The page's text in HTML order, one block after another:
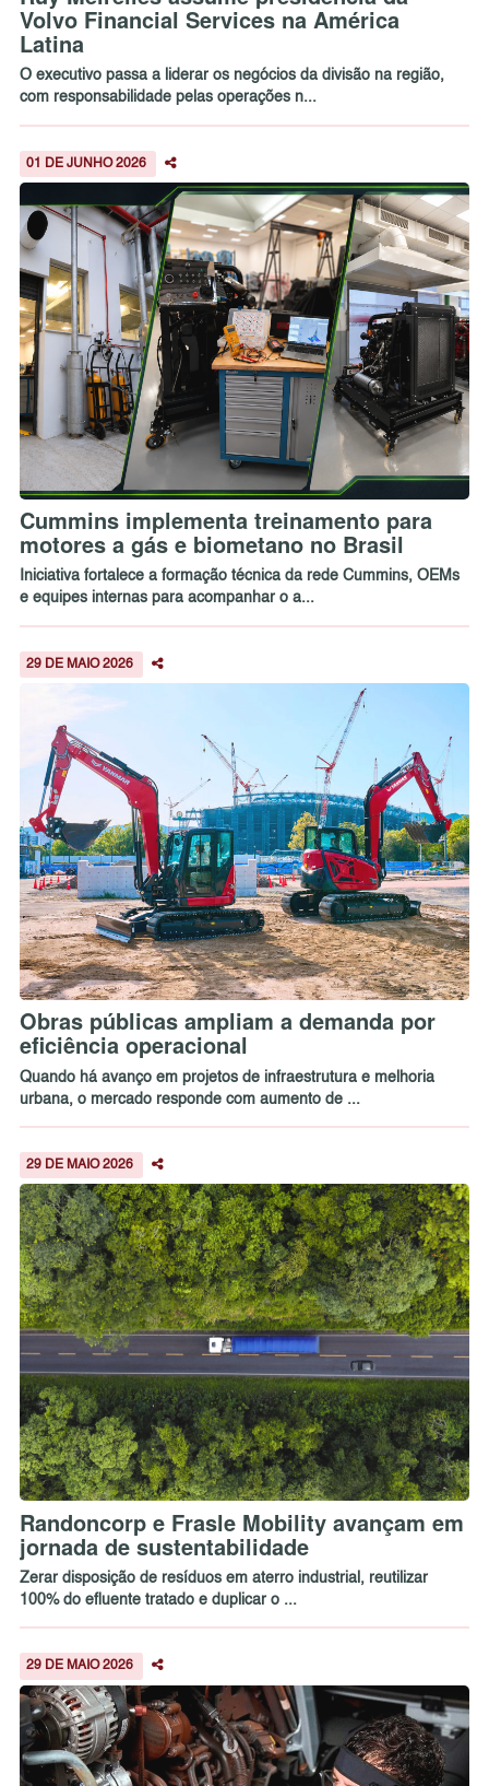
Volvo Financial Services na América
Latina
O executivo passa a liderar os negócios da divisão na região,
com responsabilidade pelas operações n...
01 DE JUNHO 2026
Cummins implementa treinamento para
motores a gás e biometano no Brasil
Iniciativa fortalece a formação técnica da rede Cummins, OEMs
e equipes internas para acompanhar o a...
29 DE MAIO 2026
Obras públicas ampliam a demanda por
eficiência operacional
Quando há avanço em projetos de infraestrutura e melhoria
urbana, o mercado responde com aumento de ...
29 DE MAIO 2026
Randoncorp e Frasle Mobility avançam em
jornada de sustentabilidade
Zerar disposição de resíduos em aterro industrial, reutilizar
100% do efluente tratado e duplicar o ...
29 DE MAIO 2026